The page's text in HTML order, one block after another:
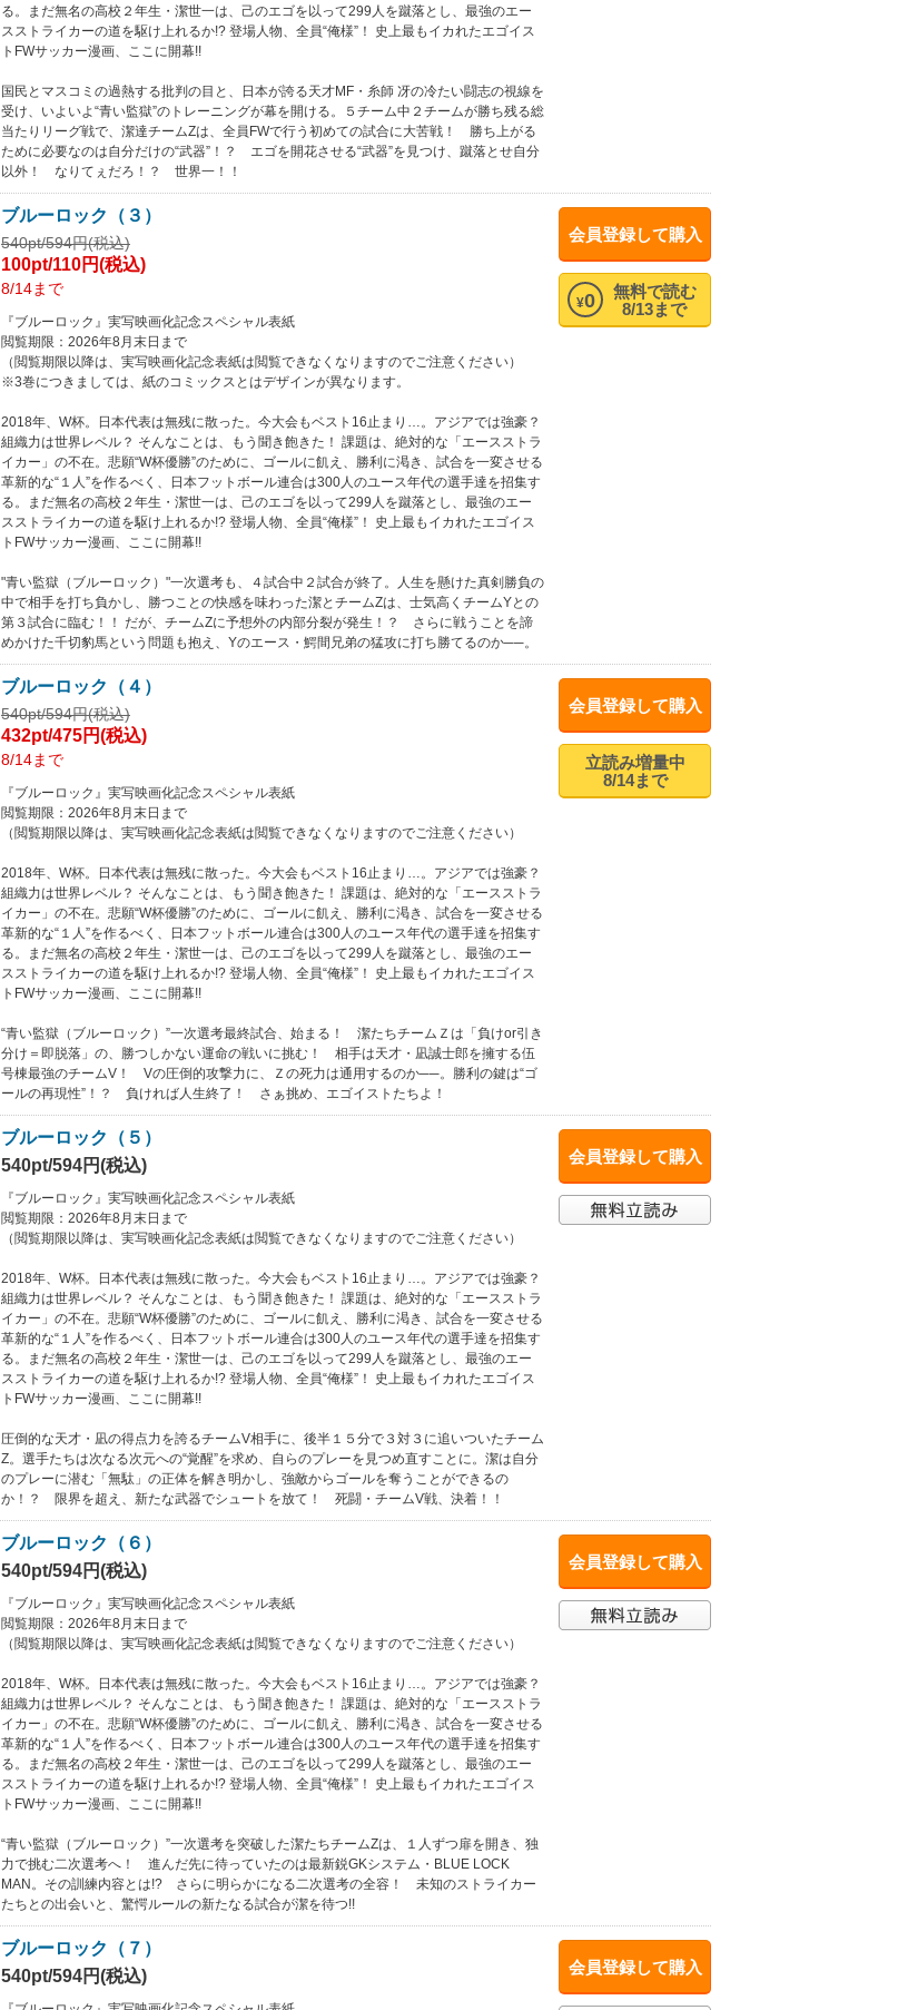
る。まだ無名の高校２年生・潔世一は、己のエゴを以って299人を蹴落とし、最強のエー
スストライカーの道を駆け上れるか!? 登場人物、全員“俺様”！ 史上最もイカれたエゴイス
トFWサッカー漫画、ここに開幕!!
国民とマスコミの過熱する批判の目と、日本が誇る天才MF・糸師 冴の冷たい闘志の視線を
受け、いよいよ“青い監獄”のトレーニングが幕を開ける。５チーム中２チームが勝ち残る総
当たりリーグ戦で、潔達チームZは、全員FWで行う初めての試合に大苦戦！ 勝ち上がる
ために必要なのは自分だけの“武器”！？ エゴを開花させる“武器”を見つけ、蹴落とせ自分
以外！ なりてぇだろ！？ 世界一！！
会員登録して購入
無料で読む
8/13まで
¥0
ブルーロック（３）
540pt/594円(税込)
100pt/110円(税込)
8/14まで
『ブルーロック』実写映画化記念スペシャル表紙
閲覧期限：2026年8月末日まで
（閲覧期限以降は、実写映画化記念表紙は閲覧できなくなりますのでご注意ください）
※3巻につきましては、紙のコミックスとはデザインが異なります。
2018年、W杯。日本代表は無残に散った。今大会もベスト16止まり…。アジアでは強豪？
組織力は世界レベル？ そんなことは、もう聞き飽きた！ 課題は、絶対的な「エースストラ
イカー」の不在。悲願“W杯優勝”のために、ゴールに飢え、勝利に渇き、試合を一変させる
革新的な“１人”を作るべく、日本フットボール連合は300人のユース年代の選手達を招集す
る。まだ無名の高校２年生・潔世一は、己のエゴを以って299人を蹴落とし、最強のエー
スストライカーの道を駆け上れるか!? 登場人物、全員“俺様”！ 史上最もイカれたエゴイス
トFWサッカー漫画、ここに開幕!!
"青い監獄（ブルーロック）"一次選考も、４試合中２試合が終了。人生を懸けた真剣勝負の
中で相手を打ち負かし、勝つことの快感を味わった潔とチームZは、士気高くチームYとの
第３試合に臨む！！ だが、チームZに予想外の内部分裂が発生！？ さらに戦うことを諦
めかけた千切豹馬という問題も抱え、Yのエース・鰐間兄弟の猛攻に打ち勝てるのか──。
会員登録して購入
立読み増量中
8/14まで
ブルーロック（４）
540pt/594円(税込)
432pt/475円(税込)
8/14まで
『ブルーロック』実写映画化記念スペシャル表紙
閲覧期限：2026年8月末日まで
（閲覧期限以降は、実写映画化記念表紙は閲覧できなくなりますのでご注意ください）
2018年、W杯。日本代表は無残に散った。今大会もベスト16止まり…。アジアでは強豪？
組織力は世界レベル？ そんなことは、もう聞き飽きた！ 課題は、絶対的な「エースストラ
イカー」の不在。悲願“W杯優勝”のために、ゴールに飢え、勝利に渇き、試合を一変させる
革新的な“１人”を作るべく、日本フットボール連合は300人のユース年代の選手達を招集す
る。まだ無名の高校２年生・潔世一は、己のエゴを以って299人を蹴落とし、最強のエー
スストライカーの道を駆け上れるか!? 登場人物、全員“俺様”！ 史上最もイカれたエゴイス
トFWサッカー漫画、ここに開幕!!
“青い監獄（ブルーロック）”一次選考最終試合、始まる！ 潔たちチームＺは「負けor引き
分け＝即脱落」の、勝つしかない運命の戦いに挑む！ 相手は天才・凪誠士郎を擁する伍
号棟最強のチームV！ Vの圧倒的攻撃力に、Ｚの死力は通用するのか──。勝利の鍵は“ゴ
ールの再現性”！？ 負ければ人生終了！ さぁ挑め、エゴイストたちよ！
会員登録して購入
ブルーロック（５）
540pt/594円(税込)
『ブルーロック』実写映画化記念スペシャル表紙
閲覧期限：2026年8月末日まで
（閲覧期限以降は、実写映画化記念表紙は閲覧できなくなりますのでご注意ください）
2018年、W杯。日本代表は無残に散った。今大会もベスト16止まり…。アジアでは強豪？
組織力は世界レベル？ そんなことは、もう聞き飽きた！ 課題は、絶対的な「エースストラ
イカー」の不在。悲願“W杯優勝”のために、ゴールに飢え、勝利に渇き、試合を一変させる
革新的な“１人”を作るべく、日本フットボール連合は300人のユース年代の選手達を招集す
る。まだ無名の高校２年生・潔世一は、己のエゴを以って299人を蹴落とし、最強のエー
スストライカーの道を駆け上れるか!? 登場人物、全員“俺様”！ 史上最もイカれたエゴイス
トFWサッカー漫画、ここに開幕!!
圧倒的な天才・凪の得点力を誇るチームV相手に、後半１５分で３対３に追いついたチーム
Z。選手たちは次なる次元への“覚醒”を求め、自らのプレーを見つめ直すことに。潔は自分
のプレーに潜む「無駄」の正体を解き明かし、強敵からゴールを奪うことができるの
か！？ 限界を超え、新たな武器でシュートを放て！ 死闘・チームV戦、決着！！
会員登録して購入
ブルーロック（６）
540pt/594円(税込)
『ブルーロック』実写映画化記念スペシャル表紙
閲覧期限：2026年8月末日まで
（閲覧期限以降は、実写映画化記念表紙は閲覧できなくなりますのでご注意ください）
2018年、W杯。日本代表は無残に散った。今大会もベスト16止まり…。アジアでは強豪？
組織力は世界レベル？ そんなことは、もう聞き飽きた！ 課題は、絶対的な「エースストラ
イカー」の不在。悲願“W杯優勝”のために、ゴールに飢え、勝利に渇き、試合を一変させる
革新的な“１人”を作るべく、日本フットボール連合は300人のユース年代の選手達を招集す
る。まだ無名の高校２年生・潔世一は、己のエゴを以って299人を蹴落とし、最強のエー
スストライカーの道を駆け上れるか!? 登場人物、全員“俺様”！ 史上最もイカれたエゴイス
トFWサッカー漫画、ここに開幕!!
“青い監獄（ブルーロック）”一次選考を突破した潔たちチームZは、１人ずつ扉を開き、独
力で挑む二次選考へ！ 進んだ先に待っていたのは最新鋭GKシステム・BLUE LOCK
MAN。その訓練内容とは!? さらに明らかになる二次選考の全容！ 未知のストライカー
たちとの出会いと、驚愕ルールの新たなる試合が潔を待つ!!
会員登録して購入
ブルーロック（７）
540pt/594円(税込)